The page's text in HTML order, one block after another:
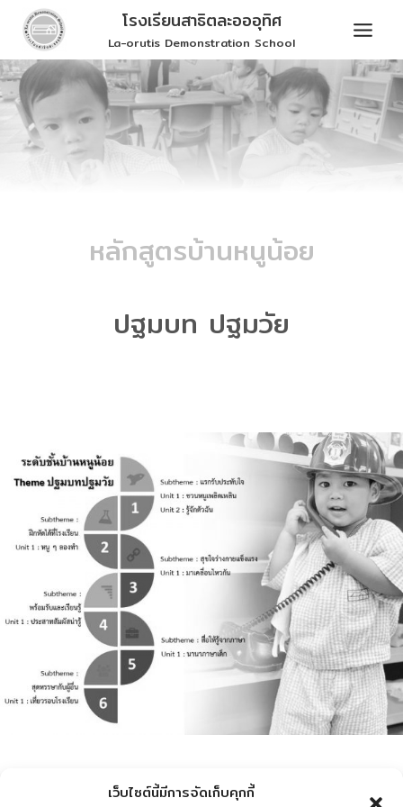
เว็บไซต์นี้มีการจัดเก็บคุกกี้
Skip
content
โรงเรียนสาธิตละอออุทิศ
La-orutis Demonstration School
หลักสูตรบ้านหนูน้อย
ปฐมบท ปฐมวัย